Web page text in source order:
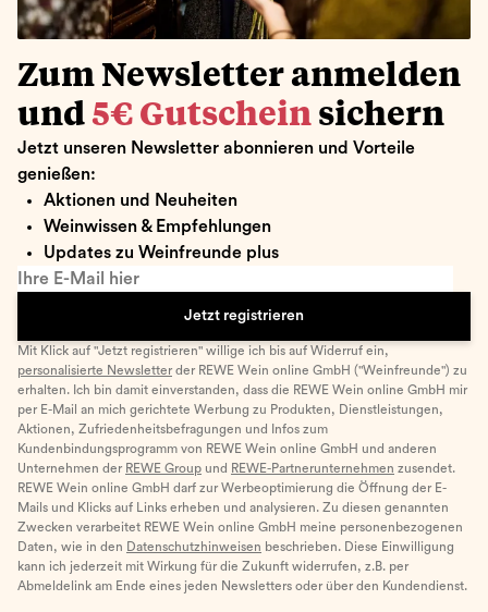
Zum Newsletter anmelden
und 5€ Gutschein sichern
Jetzt unseren Newsletter abonnieren und Vorteile
genießen:
Aktionen und Neuheiten
Weinwissen & Empfehlungen
Updates zu Weinfreunde plus
Ihre E-Mail hier
Jetzt registrieren
Mit Klick auf "Jetzt registrieren" willige ich bis auf Widerruf ein,
personalisierte Newsletter der REWE Wein online GmbH ("Weinfreunde") zu
erhalten. Ich bin damit einverstanden, dass die REWE Wein online GmbH mir
per E-Mail an mich gerichtete Werbung zu Produkten, Dienstleistungen,
Aktionen, Zufriedenheitsbefragungen und Infos zum
Kundenbindungsprogramm von REWE Wein online GmbH und anderen
Unternehmen der REWE Group und REWE-Partnerunternehmen zusendet.
REWE Wein online GmbH darf zur Werbeoptimierung die Öffnung der E-
Mails und Klicks auf Links erheben und analysieren. Zu diesen genannten
Zwecken verarbeitet REWE Wein online GmbH meine personenbezogenen
Daten, wie in den Datenschutzhinweisen beschrieben. Diese Einwilligung
kann ich jederzeit mit Wirkung für die Zukunft widerrufen, z.B. per
Abmeldelink am Ende eines jeden Newsletters oder über den Kundendienst.